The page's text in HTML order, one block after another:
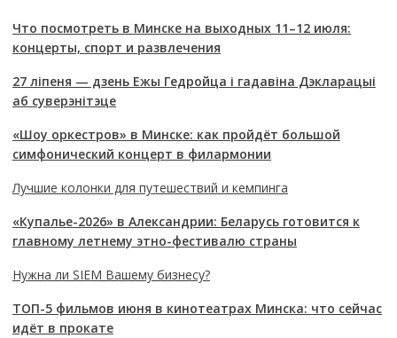
Что посмотреть в Минске на выходных 11–12 июля:
концерты, спорт и развлечения
27 ліпеня — дзень Ежы Гедройца і гадавіна Дэкларацыі
аб суверэнітэце
«Шоу оркестров» в Минске: как пройдёт большой
симфонический концерт в филармонии
Лучшие колонки для путешествий и кемпинга
«Купалье-2026» в Александрии: Беларусь готовится к
главному летнему этно-фестивалю страны
Нужна ли SIEM Вашему бизнесу?
ТОП-5 фильмов июня в кинотеатрах Минска: что сейчас
идёт в прокате